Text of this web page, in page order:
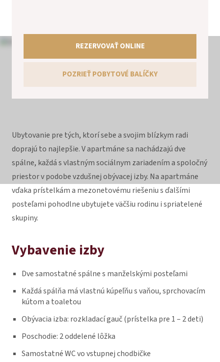
REZERVOVAŤ ONLINE
POZRIEŤ POBYTOVÉ BALÍČKY
Ubytovanie pre tých, ktorí sebe a svojim blízkym radi
doprajú to najlepšie. V apartmáne sa nachádzajú dve
spálne, každá s vlastným sociálnym zariadením a spoločný
priestor v podobe vzdušnej obývacej izby. Na apartmáne
vďaka prístelkám a mezonetovému riešeniu s ďalšími
posteľami pohodlne ubytujete väčšiu rodinu i spriatelené
skupiny.
Vybavenie izby
Dve samostatné spálne s manželskými posteľami
Každá spálňa má vlastnú kúpeľňu s vaňou, sprchovacím
kútom a toaletou
Obývacia izba: rozkladací gauč (prístelka pre 1 – 2 deti)
Poschodie: 2 oddelené lôžka
Samostatné WC vo vstupnej chodbičke